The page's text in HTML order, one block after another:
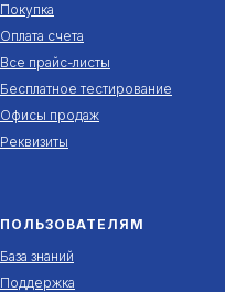
Покупка
Оплата счета
Все прайс-листы
Бесплатное тестирование
Офисы продаж
Реквизиты
ПОЛЬЗОВАТЕЛЯМ
База знаний
Поддержка